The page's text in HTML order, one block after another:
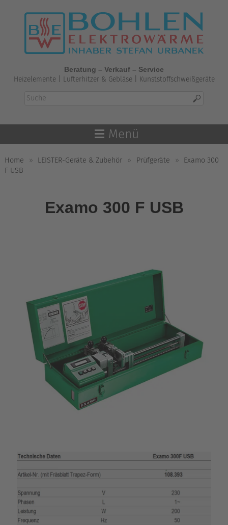
Beratung – Verkauf – Service
Heizelemente | Lufterhitzer & Gebläse | Kunststoffschweißgeräte
Menü
Home » LEISTER-Geräte & Zubehör » Prüfgeräte »
Examo 300
F USB
Examo 300 F USB